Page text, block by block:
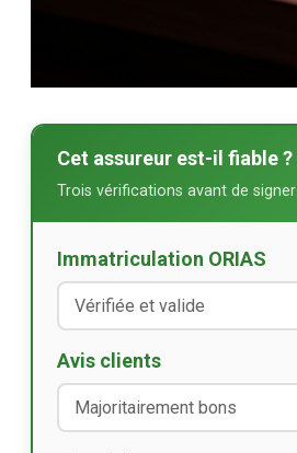
Cet assureur est-il fiable ?
Trois vérifications avant de signer
Immatriculation ORIAS
Avis clients